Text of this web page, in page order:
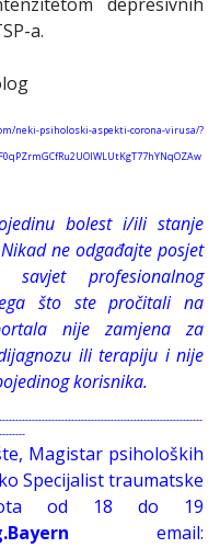
a.
neki-psiholoski-aspekti-corona-virusa/?
bolest i/ili stanje
ne odgađajte posjet
profesionalnog
što ste pročitali na
nije zamjena za
ili terapiju i nije
korisnika.
Magistar psiholoških
Specijalist traumatske
od 18 do 19
email: